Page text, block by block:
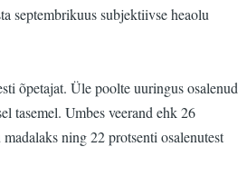
septembrikuus subjektiivse heaolu
õpetajat. Üle poolte uuringus osalenud
tasemel. Umbes veerand ehk 26
ning 22 protsenti osalenutest